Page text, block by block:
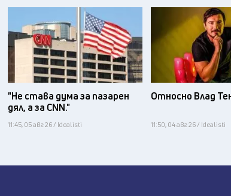
"Не става дума за пазарен
дял, а за CNN."
11:45, 05 авг 26 / Idealisti
Относно Влад
11:50, 04 авг 26 / Idealisti